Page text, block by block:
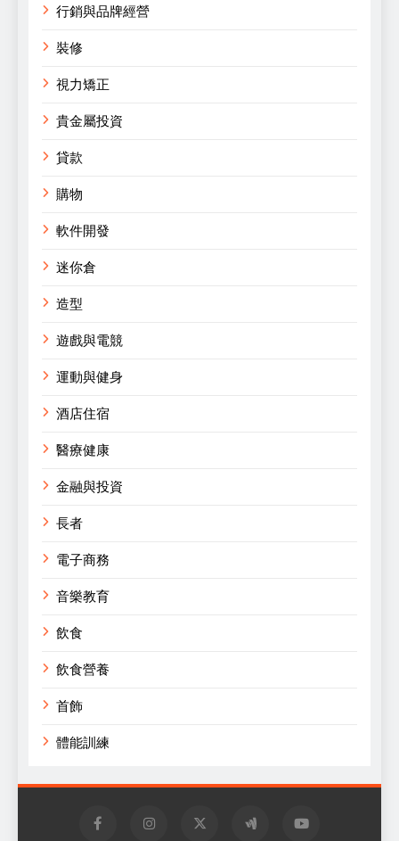
行銷與品牌經營
裝修
視力矯正
貴金屬投資
貸款
購物
軟件開發
迷你倉
造型
遊戲與電競
運動與健身
酒店住宿
醫療健康
金融與投資
長者
電子商務
音樂教育
飲食
飲食營養
首飾
體能訓練